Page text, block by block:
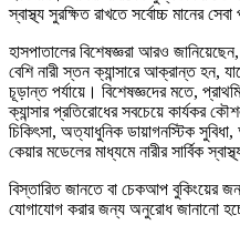
স্বাস্থ্য সুরক্ষিত রাখতে সর্বোচ্চ মানের
হাসপাতালের বিশেষজ্ঞরা আরও
বেশি নারী স্তন ক্যান্সারে আক্রান্ত হন,
চূড়ান্ত পর্যায়ে। বিশেষজ্ঞদের মতে,
ক্যান্সার প্রতিরোধের সবচেয়ে কার্যকর
চিকিৎসা, অত্যাধুনিক ডায়াগনস্টিক
কেয়ার মডেলের মাধ্যমে নারীর সার্বিক
বিস্তারিত জানতে বা চেকআপ বুকিংয়ের
যোগাযোগ করার জন্য অনুরোধ জানানো